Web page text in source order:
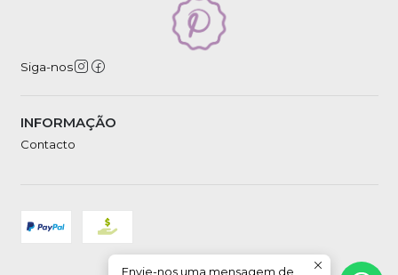
Siga-nos
INFORMAÇÃO
Contacto
Envie-nos uma mensagem de